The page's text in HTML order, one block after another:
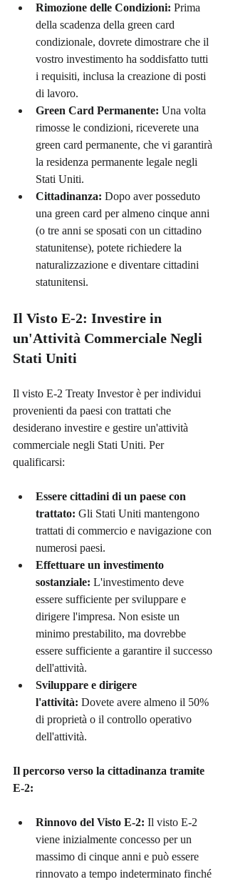
Rimozione delle Condizioni: Prima
della scadenza della green card
condizionale, dovrete dimostrare che il
vostro investimento ha soddisfatto tutti
i requisiti, inclusa la creazione di posti
di lavoro.
Green Card Permanente: Una volta
rimosse le condizioni, riceverete una
green card permanente, che vi garantirà
la residenza permanente legale negli
Stati Uniti.
Cittadinanza: Dopo aver posseduto
una green card per almeno cinque anni
(o tre anni se sposati con un cittadino
statunitense), potete richiedere la
naturalizzazione e diventare cittadini
statunitensi.
Il Visto E-2: Investire in
un'Attività Commerciale Negli
Stati Uniti
Il visto E-2 Treaty Investor è per individui
provenienti da paesi con trattati che
desiderano investire e gestire un'attività
commerciale negli Stati Uniti. Per
qualificarsi:
Essere cittadini di un paese con
trattato: Gli Stati Uniti mantengono
trattati di commercio e navigazione con
numerosi paesi.
Effettuare un investimento
sostanziale: L'investimento deve
essere sufficiente per sviluppare e
dirigere l'impresa. Non esiste un
minimo prestabilito, ma dovrebbe
essere sufficiente a garantire il successo
dell'attività.
Sviluppare e dirigere
l'attività: Dovete avere almeno il 50%
di proprietà o il controllo operativo
dell'attività.
Il percorso verso la cittadinanza tramite
E-2:
Rinnovo del Visto E-2: Il visto E-2
viene inizialmente concesso per un
massimo di cinque anni e può essere
rinnovato a tempo indeterminato finché